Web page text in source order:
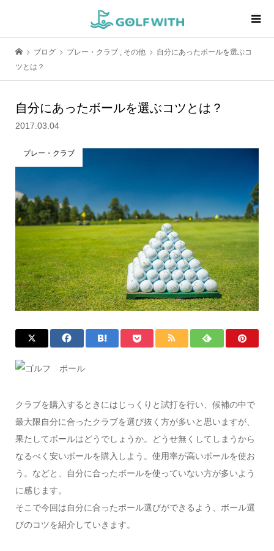
ブログ プレー・クラブ , その他
自分にあったボールを選ぶコ
ツとは？
自分にあったボールを選ぶコツとは？
2017.03.04
プレー・クラブ
クラブを購入するときにはじっくりと試打を行い、候補の中で
最大限自分に合ったクラブを選び抜く方が多いと思いますが、
果たしてボールはどうでしょうか。どうせ無くしてしまうから
なるべく安いボールを購入しよう。使用率が高いボールを使お
う。などと、自分に合ったボールを使っていない方が多いよう
に感じます。
そこで今回は自分に合ったボール選びができるよう、ボール選
びのコツを紹介していきます。